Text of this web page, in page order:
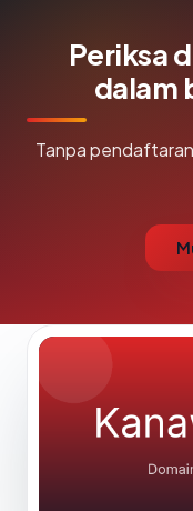
Periksa
dalam
Tanpa